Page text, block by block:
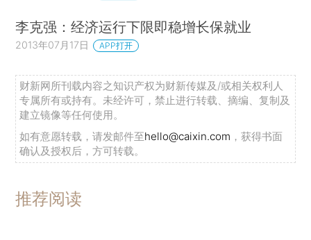
李克强：经济运行下限即稳增长保就业
2013年07月17日 APP打开
财新网所刊载内容之知识产权为财新传媒及/或相关权利人
专属所有或持有。未经许可，禁止进行转载、摘编、复制及
建立镜像等任何使用。
如有意愿转载，请发邮件至hello@caixin.com ，获得书面
确认及授权后，方可转载。
推荐阅读